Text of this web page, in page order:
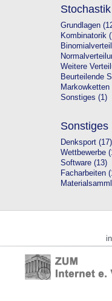
Stochastik
Grundlagen
Kombinatorik
Weitere
Beurteilende
Markowketten
Sonstiges (1)
Sonstiges
Denksport (17)
Wettbewerbe
Software (13)
Facharbeiten